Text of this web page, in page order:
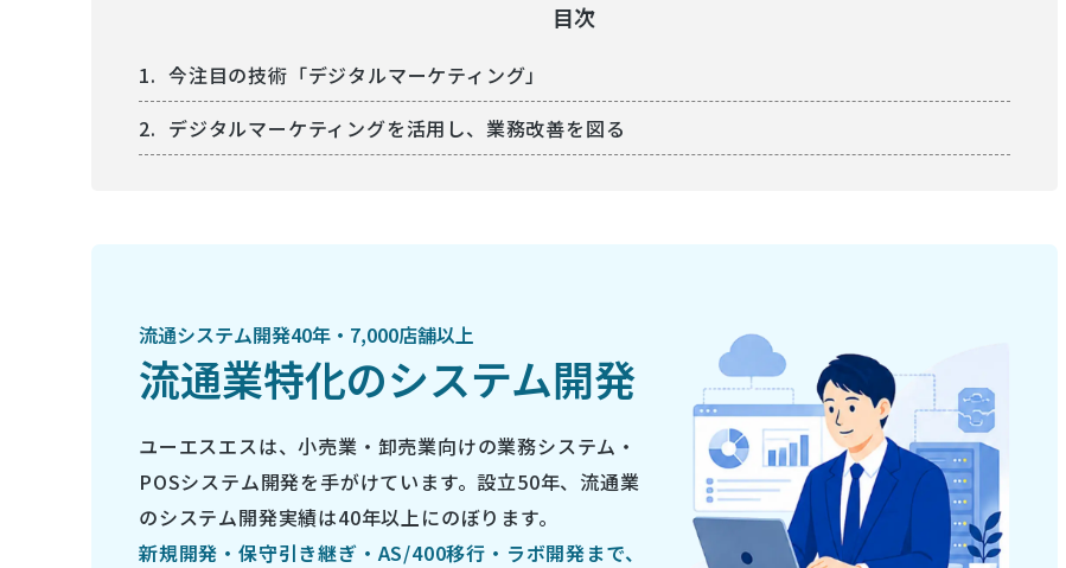
目次
今注目の技術「デジタルマーケティング」
デジタルマーケティングを活用し、業務改善を図る
流通システム開発40年・7,000店舗以上
流通業特化のシステム開発
ユーエスエスは、小売業・卸売業向けの業務システム・
POSシステム開発を手がけています。設立50年、流通業
のシステム開発実績は40年以上にのぼります。
新規開発・保守引き継ぎ・AS/400移行・ラボ開発まで、